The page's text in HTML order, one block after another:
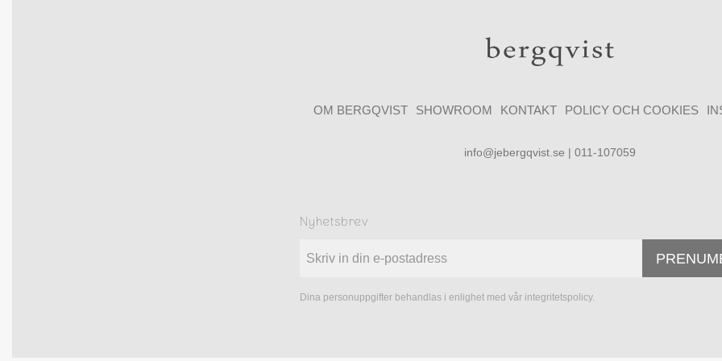
OM BERGQVIST SHOWROOM KONTAKT POLICY OCH COOKIES
info@jebergqvist.se | 011-107059
Nyhetsbrev
Dina personuppgifter behandlas i enlighet med vår integritetspolicy.